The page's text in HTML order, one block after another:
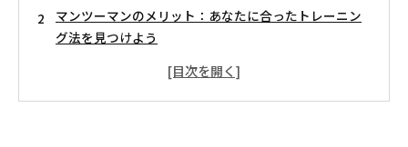
マンツーマンのメリット：あなたに合ったトレーニン
グ法を見つけよう
身体の変化を実感！効果的なトレーニングプランの作